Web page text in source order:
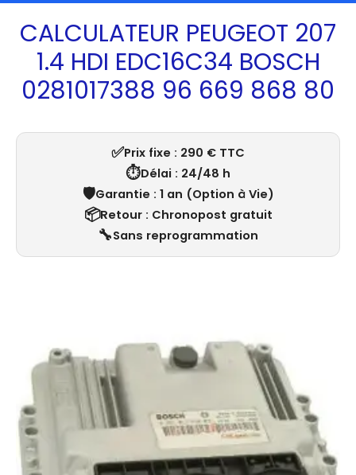
CALCULATEUR PEUGEOT 207
1.4 HDI EDC16C34 BOSCH
0281017388 96 669 868 80
✅Prix fixe : 290 € TTC
⏱️Délai : 24/48 h
🛡️Garantie : 1 an (Option à Vie)
📦Retour : Chronopost gratuit
🔧Sans reprogrammation